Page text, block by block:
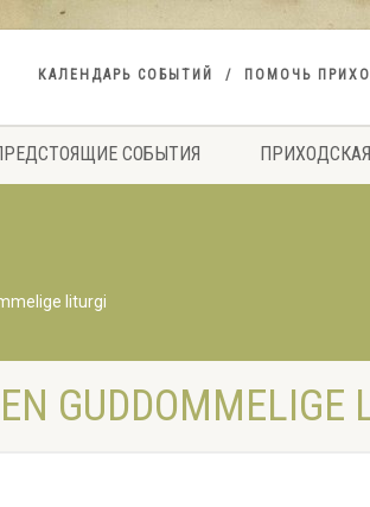
КАЛЕНДАРЬ СОБЫТИЙ ПОМОЧЬ
СОБЫТИЯ
liturgi